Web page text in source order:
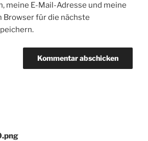
meine E-Mail-Adresse und meine
Browser für die nächste